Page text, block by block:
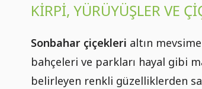
KIRPI, YÜRÜYÜŞLER VE
Sonbahar çiçekleri altın
bahçeleri ve parkları hayal gibi
belirleyen renkli güzelliklerden